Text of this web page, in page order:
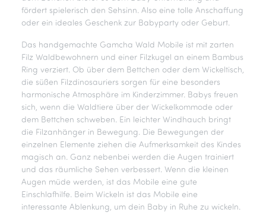
fördert spielerisch den Sehsinn. Also eine tolle Anschaffung
oder ein ideales Geschenk zur Babyparty oder Geburt.
Das handgemachte Gamcha Wald Mobile ist mit zarten
Filz Waldbewohnern und einer Filzkugel an einem Bambus
Ring verziert. Ob über dem Bettchen oder dem Wickeltisch,
die süßen Filzdinosauriers sorgen für eine besonders
harmonische Atmosphäre im Kinderzimmer. Babys freuen
sich, wenn die Waldtiere über der Wickelkommode oder
dem Bettchen schweben. Ein leichter Windhauch bringt
die Filzanhänger in Bewegung. Die Bewegungen der
einzelnen Elemente ziehen die Aufmerksamkeit des Kindes
magisch an. Ganz nebenbei werden die Augen trainiert
und das räumliche Sehen verbessert. Wenn die kleinen
Augen müde werden, ist das Mobile eine gute
Einschlafhilfe. Beim Wickeln ist das Mobile eine
interessante Ablenkung, um dein Baby in Ruhe zu wickeln.